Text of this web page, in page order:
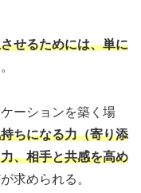
せるためには、単に
ーションを築く場
ちになる力（寄り添
、相手と共感を高め
が求められる。